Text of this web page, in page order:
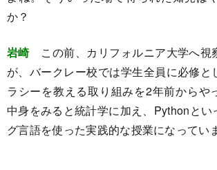
か？
岩崎この前、カリフォルニア大学へ視
が、バークレー校では学生全員に必修と
ラシーを教える取り組みを2年前からや
中身をみると統計学に加え、Pythonとい
グ言語を使った実践的な授業になってい